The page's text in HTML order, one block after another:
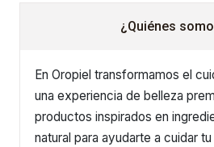
¿Quiénes
En Oropiel transformamos el
una experiencia de belleza
productos inspirados en
natural para ayudarte a cuidar